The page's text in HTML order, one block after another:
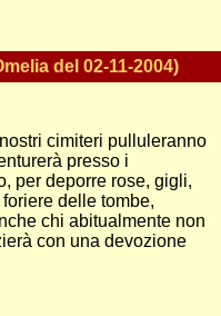
del 02-11-2004)
cimiteri pulluleranno
presso i
per deporre rose, gigli,
delle tombe,
chi abitualmente non
con una devozione